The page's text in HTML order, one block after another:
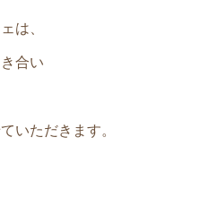
は、
合い
いただきます。